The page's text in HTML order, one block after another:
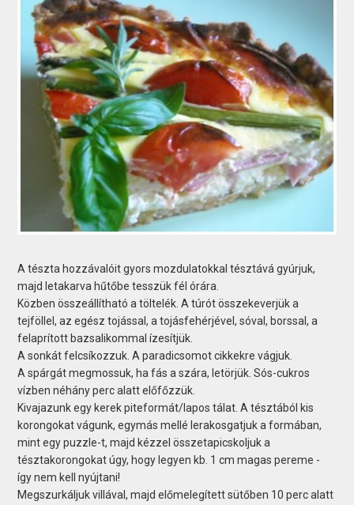
A tészta hozzávalóit gyors mozdulatokkal tésztává gyúrjuk,
majd letakarva hűtőbe tesszük fél órára.
Közben összeállítható a töltelék. A túrót összekeverjük a
tejföllel, az egész tojással, a tojásfehérjével, sóval, borssal, a
felaprított bazsalikommal ízesítjük.
A sonkát felcsíkozzuk. A paradicsomot cikkekre vágjuk.
A spárgát megmossuk, ha fás a szára, letörjük. Sós-cukros
vízben néhány perc alatt előfőzzük.
Kivajazunk egy kerek piteformát/lapos tálat. A tésztából kis
korongokat vágunk, egymás mellé lerakosgatjuk a formában,
mint egy puzzle-t, majd kézzel összetapicskoljuk a
tésztakorongokat úgy, hogy legyen kb. 1 cm magas pereme -
így nem kell nyújtani!
Megszurkáljuk villával, majd előmelegített sütőben 10 perc alatt